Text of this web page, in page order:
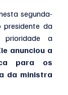
segunda-
presidente da
prioridade a
anunciou a
para os
da ministra